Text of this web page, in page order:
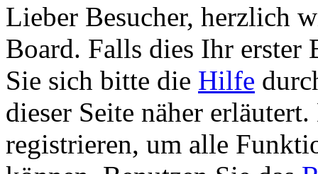
Lieber Besucher, herzlich
Board. Falls dies Ihr erster
Sie sich bitte die Hilfe
dieser Seite näher
registrieren, um alle